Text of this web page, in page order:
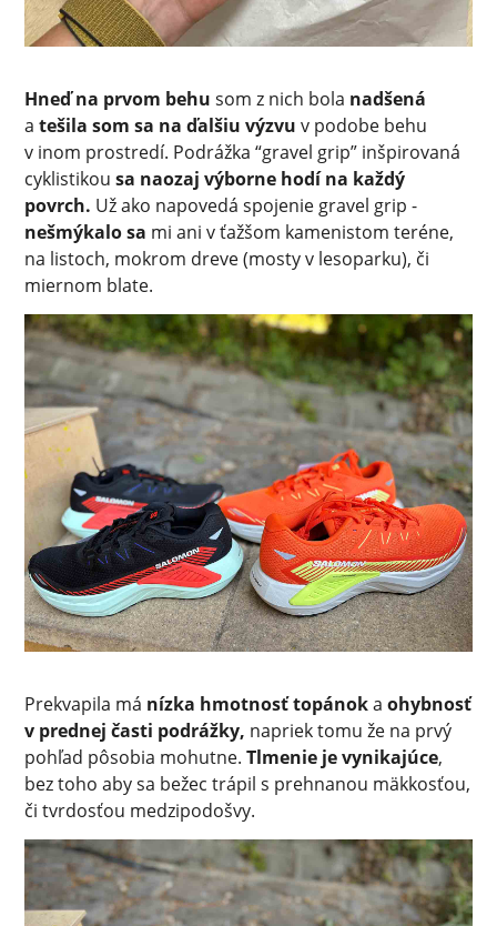
Hneď na prvom behu som z nich bola nadšená
a tešila som sa na ďalšiu výzvu v podobe behu
v inom prostredí. Podrážka “gravel grip” inšpirovaná
cyklistikou sa naozaj výborne hodí na každý
povrch. Už ako napovedá spojenie gravel grip -
nešmýkalo sa mi ani v ťažšom kamenistom teréne,
na listoch, mokrom dreve (mosty v lesoparku), či
miernom blate.
Prekvapila má nízka hmotnosť topánoka ohybnosť
v prednej časti podrážky, napriek tomu že na prvý
pohľad pôsobia mohutne. Tlmenie je vynikajúce,
bez toho aby sa bežec trápil s prehnanou mäkkosťou,
či tvrdosťou medzipodošvy.